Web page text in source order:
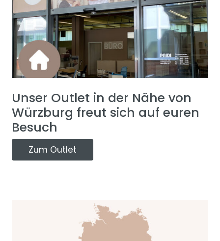
Unser Outlet in der Nähe von
Würzburg freut sich auf euren
Besuch
Zum Outlet